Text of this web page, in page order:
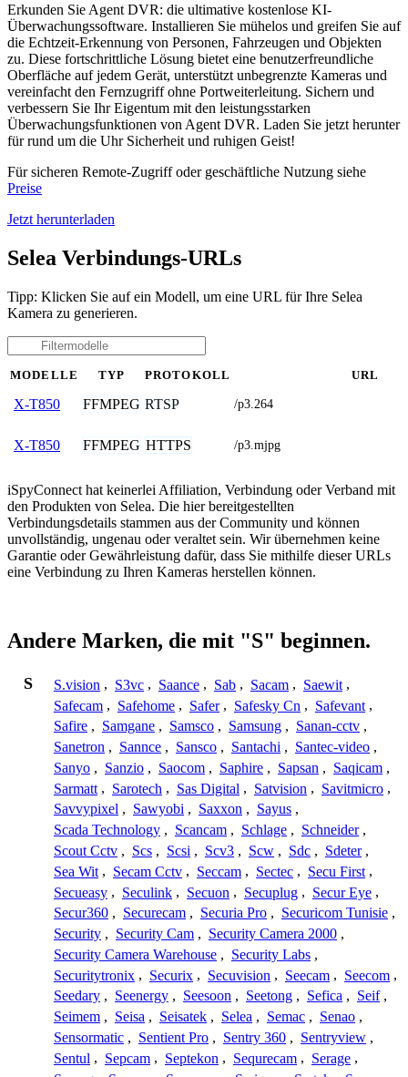
Erkunden Sie Agent DVR: die ultimative kostenlose KI-
Überwachungssoftware. Installieren Sie mühelos und greifen Sie auf
die Echtzeit-Erkennung von Personen, Fahrzeugen und Objekten
zu. Diese fortschrittliche Lösung bietet eine benutzerfreundliche
Oberfläche auf jedem Gerät, unterstützt unbegrenzte Kameras und
vereinfacht den Fernzugriff ohne Portweiterleitung. Sichern und
verbessern Sie Ihr Eigentum mit den leistungsstarken
Überwachungsfunktionen von Agent DVR. Laden Sie jetzt herunter
für rund um die Uhr Sicherheit und ruhigen Geist!
Für sicheren Remote-Zugriff oder geschäftliche Nutzung siehe
Preise
Jetzt herunterladen
Selea Verbindungs-URLs
Tipp: Klicken Sie auf ein Modell, um eine URL für Ihre Selea
Kamera zu generieren.
MODELLE TYP PROTOKOLL URL
X-T850 FFMPEG RTSP /p3.264
X-T850 FFMPEG HTTPS /p3.mjpg
iSpyConnect hat keinerlei Affiliation, Verbindung oder Verband mit
den Produkten von Selea. Die hier bereitgestellten
Verbindungsdetails stammen aus der Community und können
unvollständig, ungenau oder veraltet sein. Wir übernehmen keine
Garantie oder Gewährleistung dafür, dass Sie mithilfe dieser URLs
eine Verbindung zu Ihren Kameras herstellen können.
Andere Marken, die mit "S" beginnen.
S S.vision , S3vc , Saance , Sab , Sacam , Saewit ,
Safecam , Safehome , Safer , Safesky Cn , Safevant ,
Safire , Samgane , Samsco , Samsung , Sanan-cctv ,
Sanetron , Sannce , Sansco , Santachi , Santec-video ,
Sanyo , Sanzio , Saocom , Saphire , Sapsan , Saqicam ,
Sarmatt , Sarotech , Sas Digital , Satvision , Savitmicro ,
Savvypixel , Sawyobi , Saxxon , Sayus ,
Scada Technology , Scancam , Schlage , Schneider ,
Scout Cctv , Scs , Scsi , Scv3 , Scw , Sdc , Sdeter ,
Sea Wit , Secam Cctv , Seccam , Sectec , Secu First ,
Secueasy , Seculink , Secuon , Secuplug , Secur Eye ,
Secur360 , Securecam , Securia Pro , Securicom Tunisie ,
Security , Security Cam , Security Camera 2000 ,
Security Camera Warehouse , Security Labs ,
Securitytronix , Securix , Secuvision , Seecam , Seecom ,
Seedary , Seenergy , Seesoon , Seetong , Sefica , Seif ,
Seimem , Seisa , Seisatek , Selea , Semac , Senao ,
Sensormatic , Sentient Pro , Sentry 360 , Sentryview ,
Sentul , Sepcam , Septekon , Sequrecam , Serage ,